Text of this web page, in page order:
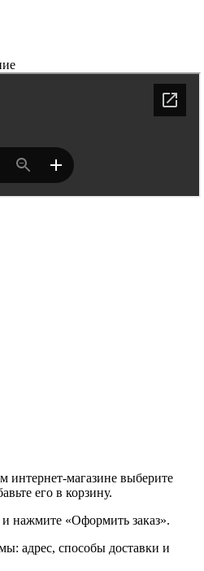
интернет-магазине выберите
его в корзину.
нажмите «Оформить заказ».
адрес, способы доставки и